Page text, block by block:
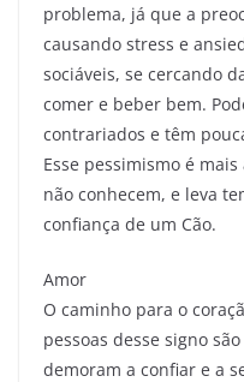
problema, já que a
causando stress e
sociáveis, se cercando
comer e beber bem.
contrariados e têm
Esse pessimismo é
não conhecem, e leva
confiança de um Cão.
Amor
O caminho para o
pessoas desse signo
demoram a confiar e a